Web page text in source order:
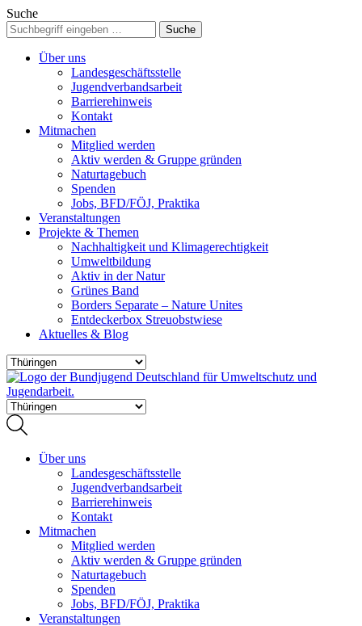
Suche
Über uns
Landesgeschäftsstelle
Jugendverbandsarbeit
Barrierehinweis
Kontakt
Mitmachen
Mitglied werden
Aktiv werden & Gruppe gründen
Naturtagebuch
Spenden
Jobs, BFD/FÖJ, Praktika
Veranstaltungen
Projekte & Themen
Nachhaltigkeit und Klimagerechtigkeit
Umweltbildung
Aktiv in der Natur
Grünes Band
Borders Separate – Nature Unites
Entdeckerbox Streuobstwiese
Aktuelles & Blog
Über uns
Landesgeschäftsstelle
Jugendverbandsarbeit
Barrierehinweis
Kontakt
Mitmachen
Mitglied werden
Aktiv werden & Gruppe gründen
Naturtagebuch
Spenden
Jobs, BFD/FÖJ, Praktika
Veranstaltungen